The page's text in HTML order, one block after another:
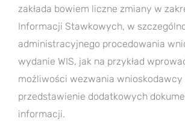
zakłada bowiem liczne zmiany w
Informacji Stawkowych, w
administracyjnego procedowania
wydanie WIS, jak na przykład
możliwości wezwania wnioskodawcy
przedstawienie dodatkowych
informacji.